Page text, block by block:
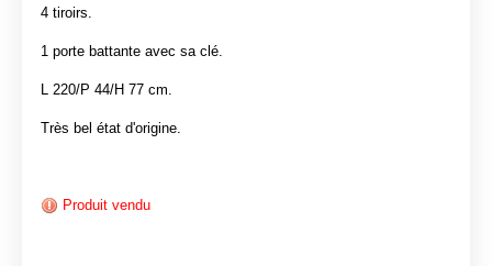
4 tiroirs.
1 porte battante avec sa clé.
L 220/P 44/H 77 cm.
Très bel état d'origine.
Produit vendu